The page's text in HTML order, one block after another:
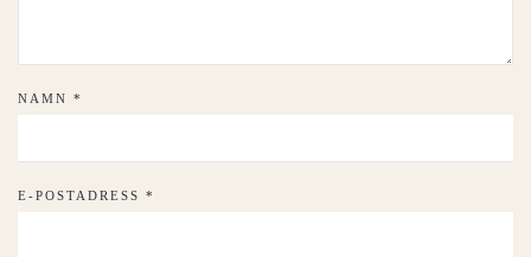
NAMN *
E-POSTADRESS *